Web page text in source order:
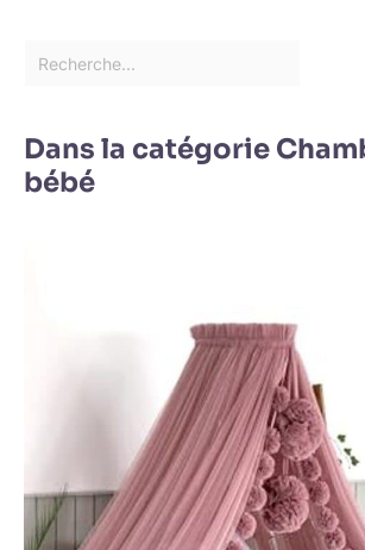
Dans la catégorie
bébé